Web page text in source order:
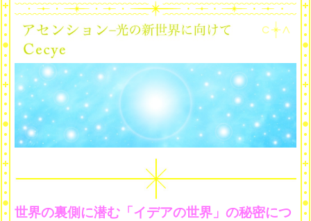
世界の裏側に潜む「イデアの世界」の秘密につ